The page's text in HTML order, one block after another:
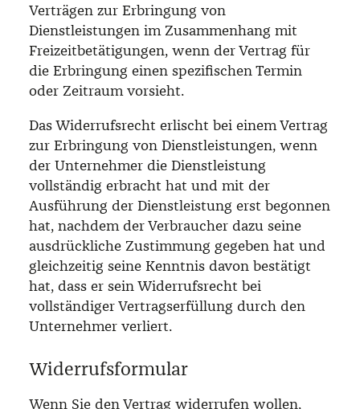
Verträgen zur Erbringung von
Dienstleistungen im Zusammenhang mit
Freizeitbetätigungen, wenn der Vertrag für
die Erbringung einen spezifischen Termin
oder Zeitraum vorsieht.
Das Widerrufsrecht erlischt bei einem Vertrag
zur Erbringung von Dienstleistungen, wenn
der Unternehmer die Dienstleistung
vollständig erbracht hat und mit der
Ausführung der Dienstleistung erst begonnen
hat, nachdem der Verbraucher dazu seine
ausdrückliche Zustimmung gegeben hat und
gleichzeitig seine Kenntnis davon bestätigt
hat, dass er sein Widerrufsrecht bei
vollständiger Vertragserfüllung durch den
Unternehmer verliert.
Widerrufsformular
Wenn Sie den Vertrag widerrufen wollen,